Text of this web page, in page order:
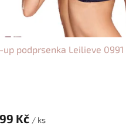
up podprsenka Leilieve 0991
Kč / ks